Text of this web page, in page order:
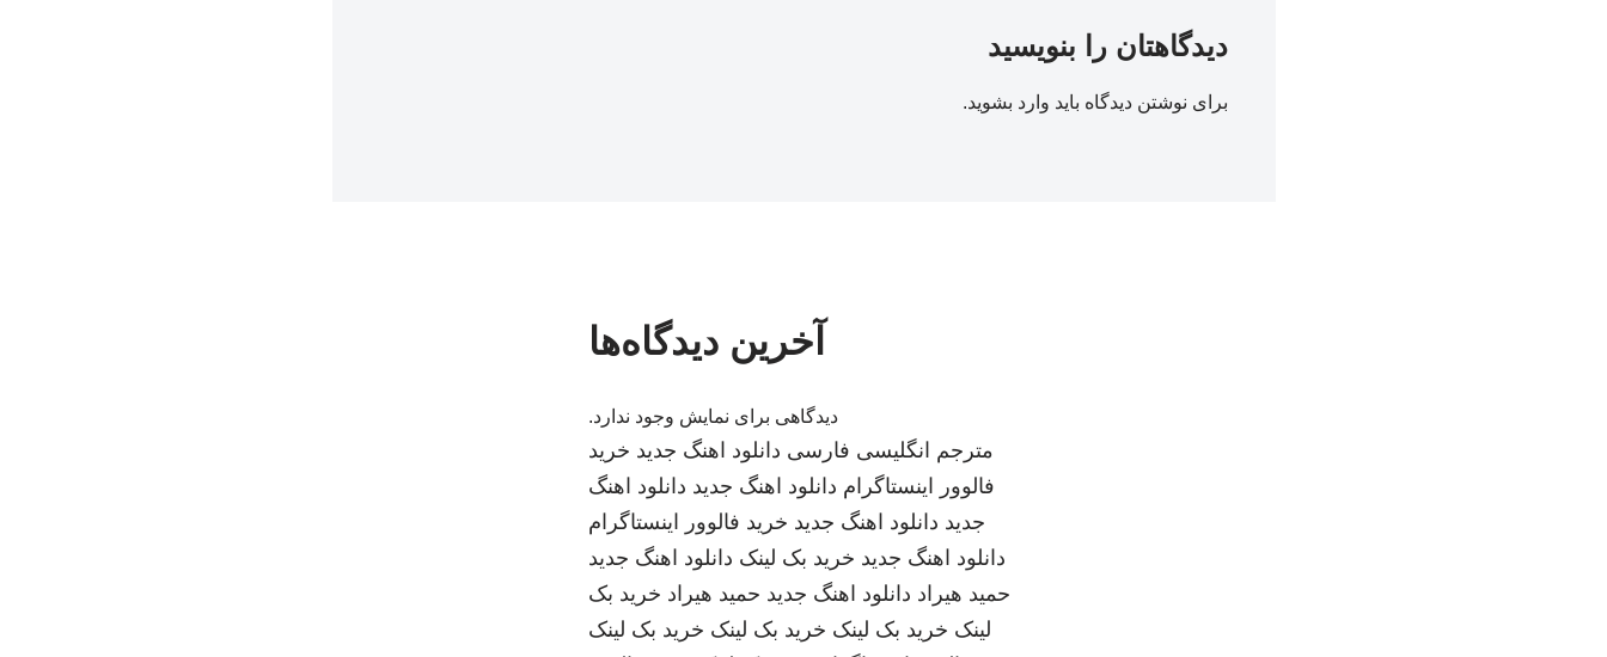
دیدگاهتان را بنویسید
برای نوشتن دیدگاه باید وارد بشوید.
آخرین دیدگاه‌ها
دیدگاهی برای نمایش وجود ندارد.
مترجم انگلیسی فارسی دانلود اهنگ جدید خرید
فالوور اینستاگرام دانلود اهنگ جدید دانلود اهنگ
جدید دانلود اهنگ جدید خرید فالوور اینستاگرام
دانلود اهنگ جدید خرید بک لینک دانلود اهنگ جدید
حمید هیراد دانلود اهنگ جدید حمید هیراد خرید بک
لینک خرید بک لینک خرید بک لینک خرید بک لینک